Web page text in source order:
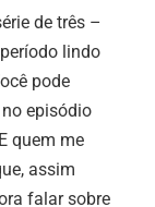
de três –
lindo
pode
episódio
quem me
assim
falar sobre